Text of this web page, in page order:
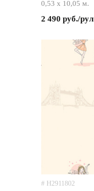
0,53 х 10,05 м.
2 490 руб./рул
# H2911802